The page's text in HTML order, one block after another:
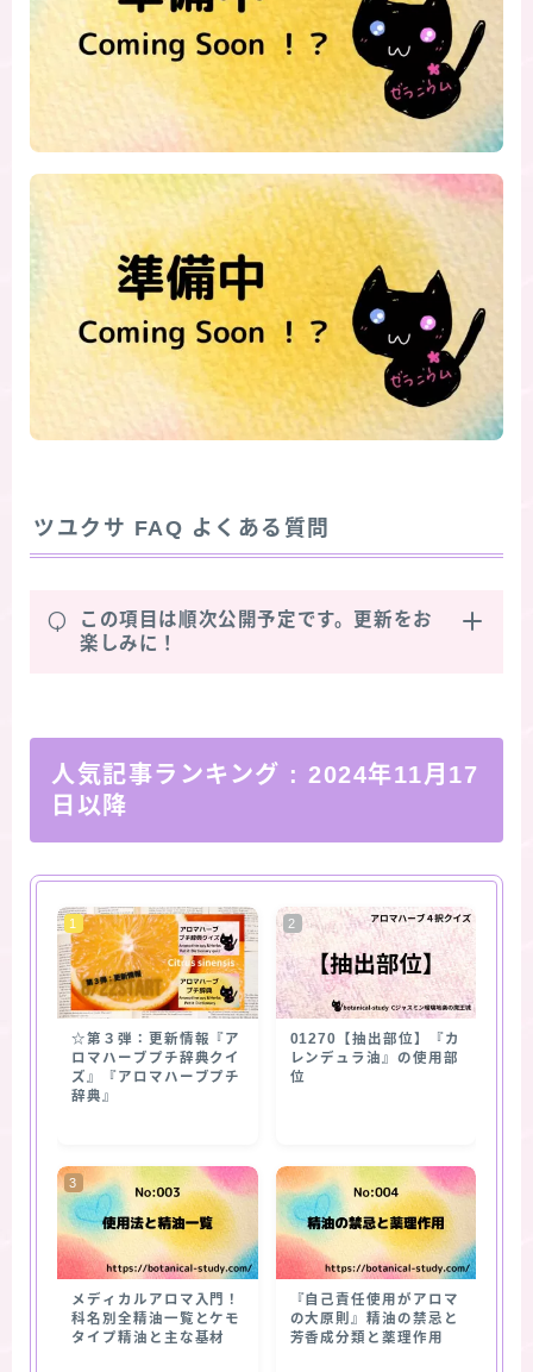
ツユクサ FAQ よくある質問
Q
この項目は順次公開予定です。更新をお
楽しみに！
人気記事ランキング : 2024年11月17
日以降
☆第３弾：更新情報『ア
ロマハーブプチ辞典クイ
ズ』『アロマハーブプチ
辞典』
01270【抽出部位】『カ
レンデュラ油』の使用部
位
メディカルアロマ入門！
科名別全精油一覧とケモ
タイプ精油と主な基材
『自己責任使用がアロマ
の大原則』精油の禁忌と
芳香成分類と薬理作用